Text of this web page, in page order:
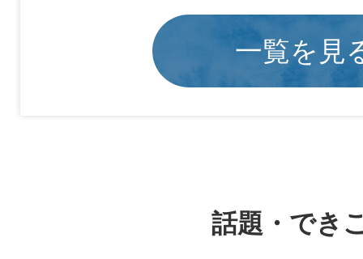
【05017847368】
2026年08月04日
2026年08月04日
一覧を見
話題・でき